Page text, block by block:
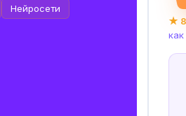
Нейросети
★